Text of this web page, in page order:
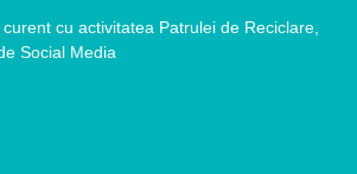
cu activitatea Patrulei de Reciclare,
Social Media